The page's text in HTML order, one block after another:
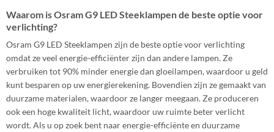
Waarom is Osram G9 LED Steeklampen de beste optie voor
verlichting?
Osram G9 LED Steeklampen zijn de beste optie voor verlichting
omdat ze veel energie-efficiënter zijn dan andere lampen. Ze
verbruiken tot 90% minder energie dan gloeilampen, waardoor u geld
kunt besparen op uw energierekening. Bovendien zijn ze gemaakt van
duurzame materialen, waardoor ze langer meegaan. Ze produceren
ook een hoge kwaliteit licht, waardoor uw ruimte beter verlicht
wordt. Als u op zoek bent naar energie-efficiënte en duurzame